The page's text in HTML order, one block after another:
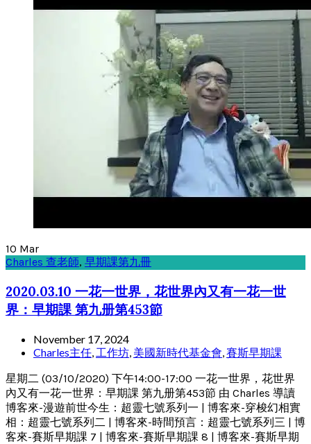
10 Mar
Charles 查老師, 早期課第九冊
2020.03.10 一花一世界，花世界內又有一花一世
界：早期課 第九册第453節
November 17, 2024
Charles主任 工作坊 美國新時代基金會 賽斯早期課
星期二 (03/10/2020) 下午14:00-17:00 一花一世界，花世界
內又有一花一世界：早期課 第九册第453節 由 Charles 導讀
博客來-漫遊前世今生：超靈七號系列一 | 博客來-穿梭幻相實
相：超靈七號系列二 | 博客來-時間預言：超靈七號系列三 | 博
客來-賽斯早期課 7 | 博客來-賽斯早期課 8 | 博客來-賽斯早期